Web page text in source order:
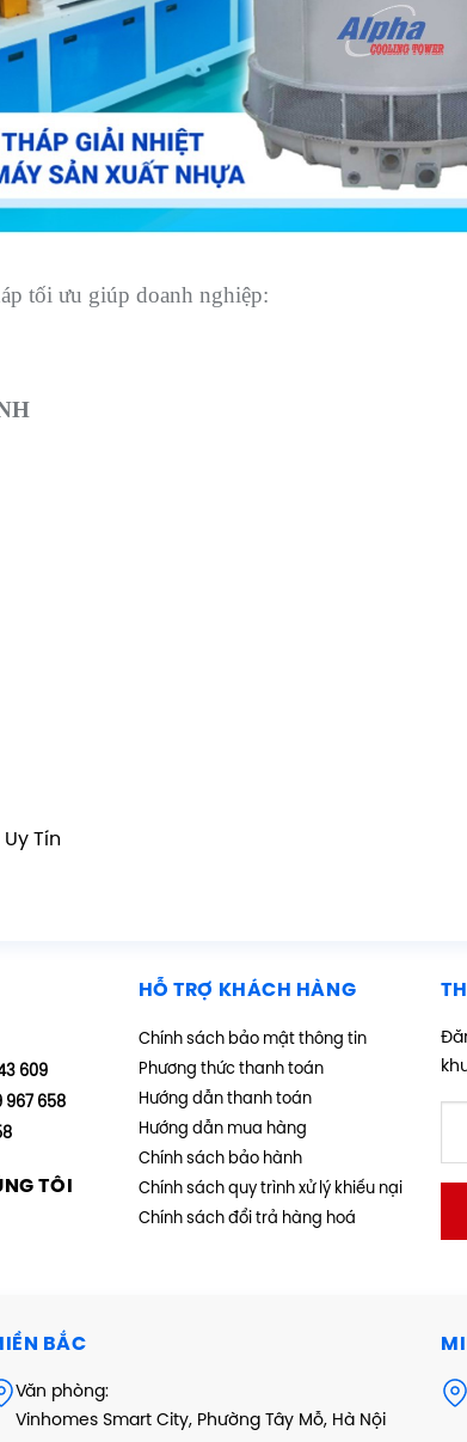
tối ưu giúp doanh nghiệp:
Tín
609
967 658
TÔI
HỖ TRỢ KHÁCH HÀNG
Chính sách bảo mật thông tin
Phương thức thanh toán
Hướng dẫn thanh toán
Hướng dẫn mua hàng
Chính sách bảo hành
Chính sách quy trình xử lý khiếu nại
Chính sách đổi trả hàng hoá
BẮC
Văn phòng:
Vinhomes Smart City, Phường Tây Mỗ, Hà Nội